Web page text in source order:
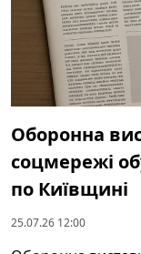
Оборонна
соцмережі
по Київщині
25.07.26 12:00